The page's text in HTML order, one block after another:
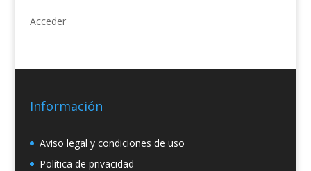
Acceder
Información
Aviso legal y condiciones de uso
Política de privacidad